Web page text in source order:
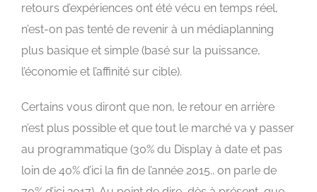
retours d’expériences ont été vécu en temps réel,
n’est-on pas tenté de revenir à un médiaplanning
plus basique et simple (basé sur la puissance,
l’économie et l’affinité sur cible).
Certains vous diront que non, le retour en arrière
n’est plus possible et que tout le marché va y passer
au programmatique (30% du Display à date et pas
loin de 40% d’ici la fin de l’année 2015.. on parle de